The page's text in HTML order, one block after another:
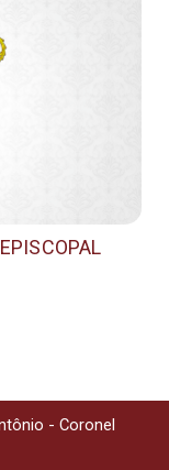
- Coronel